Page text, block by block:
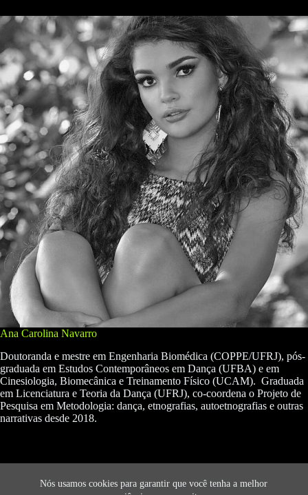
Nós usamos cookies para garantir que você tenha a melhor
Ana Carolina Navarro
Doutoranda e mestre em Engenharia Biomédica (COPPE/UFRJ), pós-
graduada em Estudos Contemporâneos em Dança (UFBA) e em
Cinesiologia, Biomecânica e Treinamento Físico (UCAM). Graduada
em Licenciatura e Teoria da Dança (UFRJ), co-coordena o Projeto de
Pesquisa em Metodologia: dança, etnografias, autoetnografias e outras
narrativas desde 2018.
PRÓXIMO